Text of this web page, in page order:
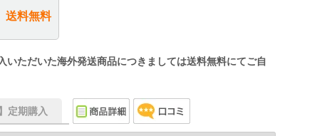
送料無料
ただいた海外発送商品につきましては送料無料にてご自
定期購入